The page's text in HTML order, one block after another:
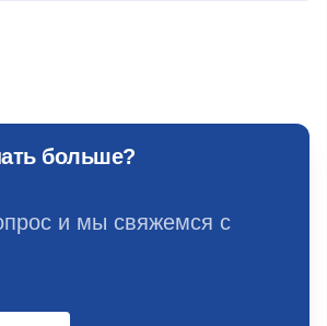
больше?
и мы свяжемся с